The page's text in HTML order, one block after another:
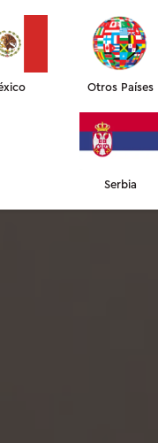
Otros Países
Serbia